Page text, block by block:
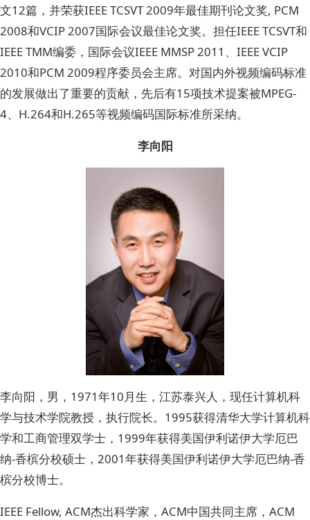
文12篇，并荣获IEEE TCSVT 2009年最佳期刊论文奖, PCM
2008和VCIP 2007国际会议最佳论文奖。担任IEEE TCSVT和
IEEE TMM编委，国际会议IEEE MMSP 2011、IEEE VCIP
2010和PCM 2009程序委员会主席。对国内外视频编码标准
的发展做出了重要的贡献，先后有15项技术提案被MPEG-
4、H.264和H.265等视频编码国际标准所采纳。
李向阳
李向阳，男，1971年10月生，江苏泰兴人，现任计算机科
学与技术学院教授，执行院长。1995获得清华大学计算机科
学和工商管理双学士，1999年获得美国伊利诺伊大学厄巴
纳-香槟分校硕士，2001年获得美国伊利诺伊大学厄巴纳-香
槟分校博士。
IEEE Fellow, ACM杰出科学家，ACM中国共同主席，ACM